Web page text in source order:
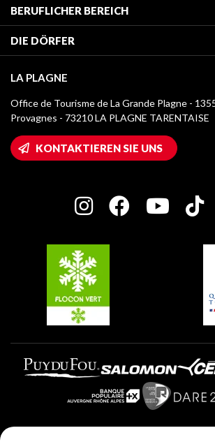
BERUFLICHER BEREICH
Mitglied des Fremdenverkehrsamtes werden
Klassifizierung von Möbeln
Kurtaxe
Mediathek
Logos La Plagne
Wifi-Zugang
Haus der Eigentümer
Charta der Engagierten Akteure
DIE DÖRFER
Montchavin - Les Coches
Champagny-en-Vanoise
Plagne 1800
Plagne Villages
Plagne Aime 2000
LA PLAGNE
Office de Tourisme de La Grande Plagne -
Provagnes - 73210 LA PLAGNE TARENTAISE
KONTAKTIEREN SIE UNS